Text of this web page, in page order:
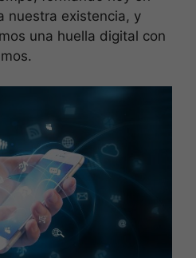
nuestra existencia, y
una huella digital con